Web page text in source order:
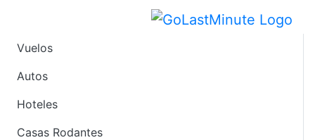
Vuelos
Autos
Hoteles
Casas Rodantes
Ofertas de Viaje de
Último Minuto a